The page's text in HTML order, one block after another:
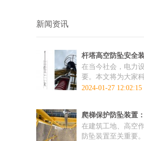
新闻资讯
杆塔高空防坠安全
在当今社会，电力
要。本文将为大家
2024-01-27 12:02:15
爬梯保护防坠装置
在建筑工地、高空
防坠装置至关重要